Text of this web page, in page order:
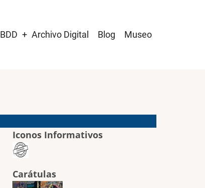
BDD Archivo Digital Blog Museo
Iconos Informativos
Carátulas